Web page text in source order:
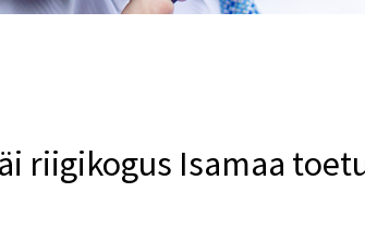
riigikogus Isamaa